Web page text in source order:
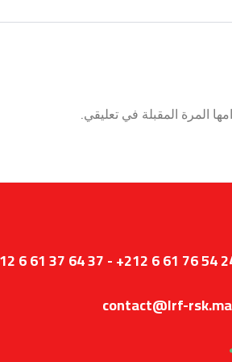
المرة المقبلة في تعليقي.
6 61 37 64 37 - +212 6 61 76 54
contact@lrf-rsk.ma